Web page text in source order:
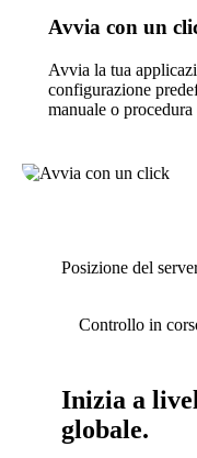
Avvia con un
Avvia la tua
configurazione
manuale o
Posizione del
Controllo in
Inizia a
globale.